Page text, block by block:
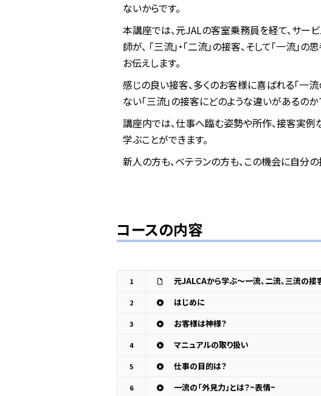
ないからです。
本講座では、元JALの客室乗務員を経て、サー
師が、 「三流」・「二流」の接客、そして「一流」
お伝えします。
感じの良い接客、多くのお客様に喜ばれる「一流
ない「三流」の接客にどのような違いがあるのか
講座内では、仕事へ臨む姿勢や所作、接客実例
学ぶことができます。
新人の方も、ベテランの方も、この機会に自分
コースの内容
1
元JALCAから学ぶ～一流、二流、三流の接
2 はじめに
3 お客様は神様？
4 マニュアルの取り扱い
5 仕事の目的は？
6 一流の「外見力」とは？~表情~